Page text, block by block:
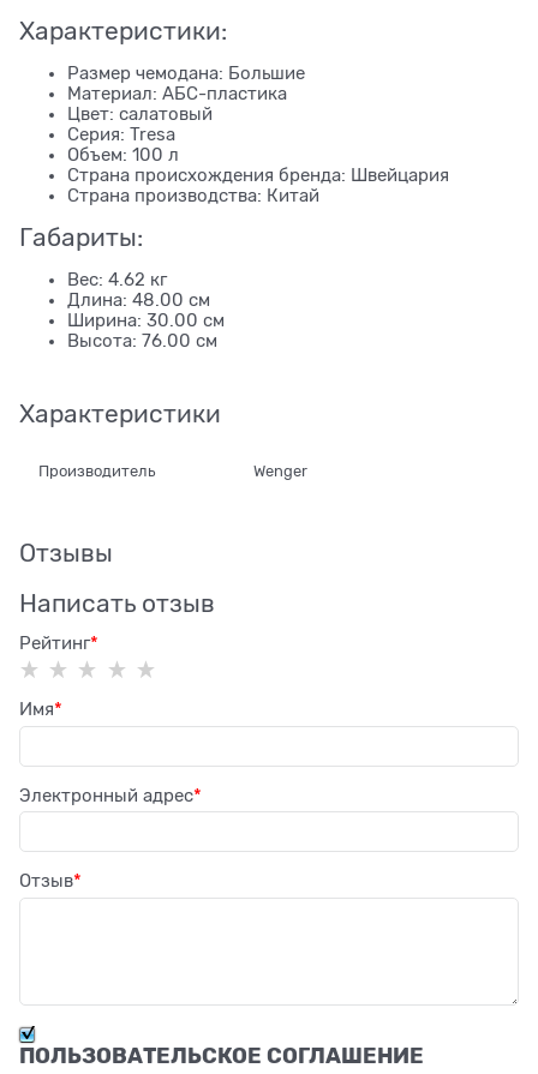
Характеристики:
Размер чемодана: Большие
Материал: АБС-пластика
Цвет: салатовый
Серия: Tresa
Объем: 100 л
Страна происхождения бренда: Швейцария
Страна производства: Китай
Габариты:
Вес: 4.62 кг
Длина: 48.00 см
Ширина: 30.00 см
Высота: 76.00 см
Характеристики
Производитель Wenger
Отзывы
Написать отзыв
Рейтинг
Имя
Электронный адрес
Отзыв
ПОЛЬЗОВАТЕЛЬСКОЕ СОГЛАШЕНИЕ